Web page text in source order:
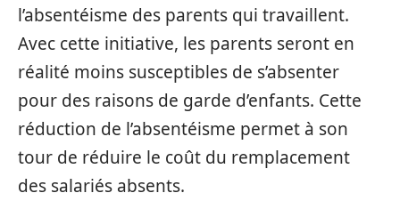
l’absentéisme des parents qui travaillent.
Avec cette initiative, les parents seront en
réalité moins susceptibles de s’absenter
pour des raisons de garde d’enfants. Cette
réduction de l’absentéisme permet à son
tour de réduire le coût du remplacement
des salariés absents.